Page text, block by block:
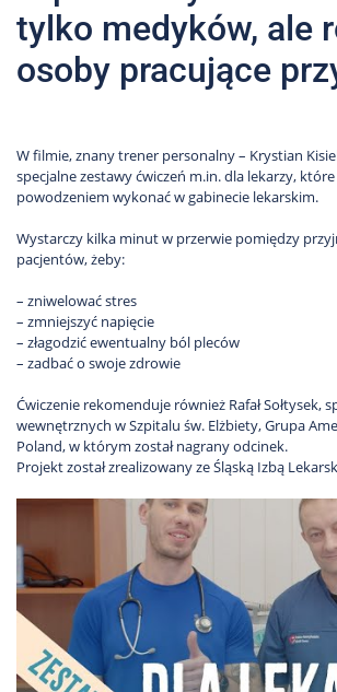
tylko medyków, ale
osoby pracujące
W filmie, znany trener personalny – Krystian
specjalne zestawy ćwiczeń m.in. dla lekarzy,
powodzeniem wykonać w gabinecie lekarskim.
Wystarczy kilka minut w przerwie pomiędzy
pacjentów, żeby:
– zniwelować stres
– zmniejszyć napięcie
– złagodzić ewentualny ból pleców
– zadbać o swoje zdrowie
Ćwiczenie rekomenduje również Rafał Sołtysek,
wewnętrznych w Szpitalu św. Elżbiety, Grupa
Poland, w którym został nagrany odcinek.
Projekt został zrealizowany ze Śląską Izbą